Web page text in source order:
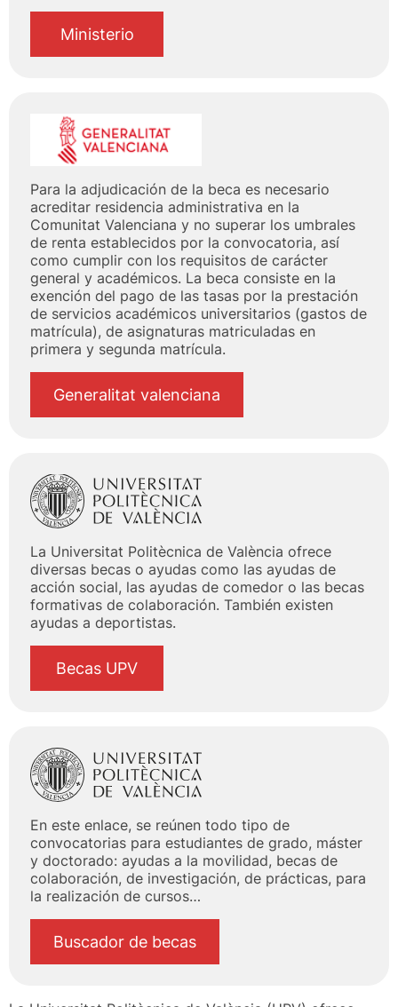
Ministerio
Para la adjudicación de la beca es necesario
acreditar residencia administrativa en la
Comunitat Valenciana y no superar los umbrales
de renta establecidos por la convocatoria, así
como cumplir con los requisitos de carácter
general y académicos. La beca consiste en la
exención del pago de las tasas por la prestación
de servicios académicos universitarios (gastos de
matrícula), de asignaturas matriculadas en
primera y segunda matrícula.
Generalitat valenciana
La Universitat Politècnica de València ofrece
diversas becas o ayudas como las ayudas de
acción social, las ayudas de comedor o las becas
formativas de colaboración. También existen
ayudas a deportistas.
Becas UPV
En este enlace, se reúnen todo tipo de
convocatorias para estudiantes de grado, máster
y doctorado: ayudas a la movilidad, becas de
colaboración, de investigación, de prácticas, para
la realización de cursos…
Buscador de becas